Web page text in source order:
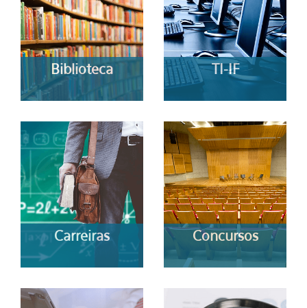
Biblioteca TI-IF
Carreiras Concursos